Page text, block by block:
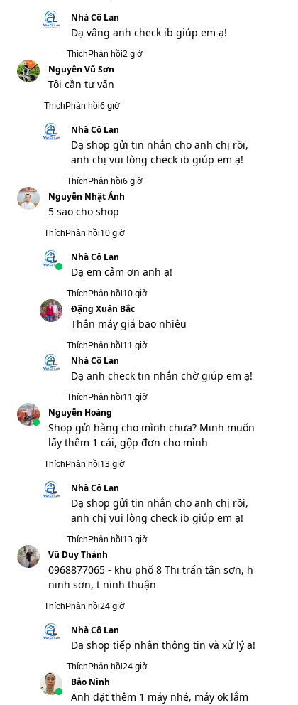
Nhà Cô Lan
Dạ vâng anh check ib giúp em ạ!
ThíchPhản hồi2 giờ
Nguyễn Vũ Sơn
Tôi cần tư vấn
ThíchPhản hồi6 giờ
Nhà Cô Lan
Dạ shop gửi tin nhắn cho anh chị rồi,
anh chị vui lòng check ib giúp em ạ!
ThíchPhản hồi6 giờ
Nguyễn Nhật Ánh
5 sao cho shop
ThíchPhản hồi10 giờ
Nhà Cô Lan
Dạ em cảm ơn anh ạ!
ThíchPhản hồi10 giờ
Đặng Xuân Bắc
Thân máy giá bao nhiêu
ThíchPhản hồi11 giờ
Nhà Cô Lan
Dạ anh check tin nhắn chờ giúp em ạ!
ThíchPhản hồi11 giờ
Nguyễn Hoàng
Shop gửi hàng cho mình chưa? Minh muốn
lấy thêm 1 cái, gộp đơn cho mình
ThíchPhản hồi13 giờ
Nhà Cô Lan
Dạ shop gửi tin nhắn cho anh chị rồi,
anh chị vui lòng check ib giúp em ạ!
ThíchPhản hồi13 giờ
Vũ Duy Thành
0968877065 - khu phố 8 Thi trấn tân sơn, h
ninh sơn, t ninh thuận
ThíchPhản hồi24 giờ
Nhà Cô Lan
Dạ shop tiếp nhận thông tin và xử lý ạ!
ThíchPhản hồi24 giờ
Bảo Ninh
Anh đặt thêm 1 máy nhé, máy ok lắm